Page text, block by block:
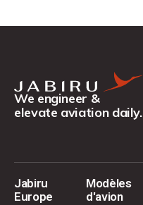
We engineer &
elevate aviation daily.
Jabiru
Europe
Modèles
d'avion